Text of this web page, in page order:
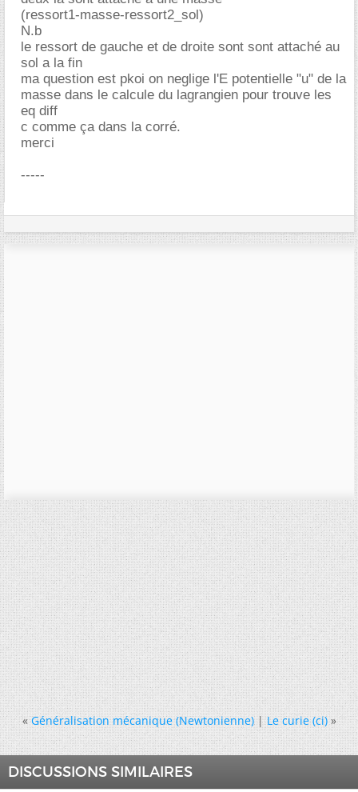
(ressort1-masse-ressort2_sol)
N.b
le ressort de gauche et de droite sont sont attaché au
sol a la fin
ma question est pkoi on neglige l'E potentielle "u" de la
masse dans le calcule du lagrangien pour trouve les
eq diff
c comme ça dans la corré.
merci
-----
« Généralisation mécanique (Newtonienne)|Le curie (ci) »
DISCUSSIONS SIMILAIRES